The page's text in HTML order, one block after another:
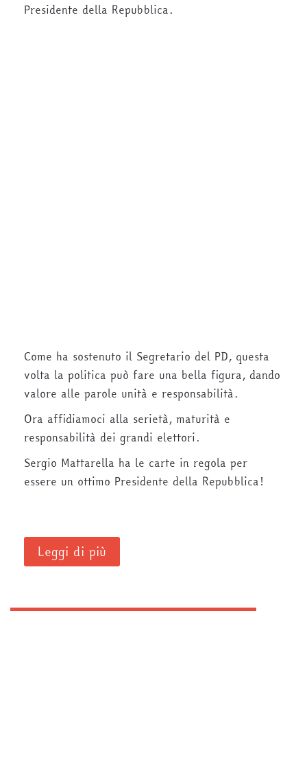
Presidente della Repubblica.
Come ha sostenuto il Segretario del PD, questa
volta la politica può fare una bella figura, dando
valore alle parole unità e responsabilità.
Ora affidiamoci alla serietà, maturità e
responsabilità dei grandi elettori.
Sergio Mattarella ha le carte in regola per
essere un ottimo Presidente della Repubblica!
Leggi di più